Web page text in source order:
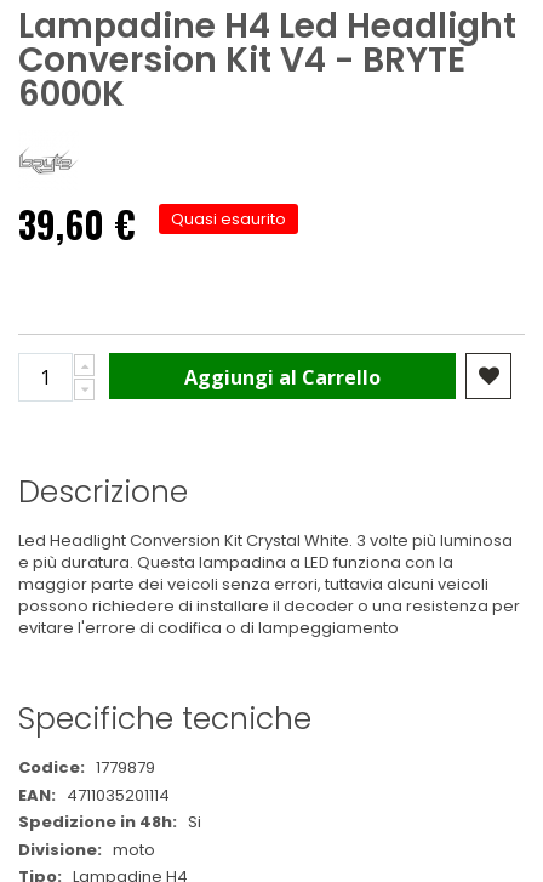
Lampadine H4 Led Headlight
Conversion Kit V4 - BRYTE
6000K
39,60 € Quasi esaurito
Aggiungi al Carrello
Descrizione
Led Headlight Conversion Kit Crystal White. 3 volte più luminosa
e più duratura. Questa lampadina a LED funziona con la
maggior parte dei veicoli senza errori, tuttavia alcuni veicoli
possono richiedere di installare il decoder o una resistenza per
evitare l'errore di codifica o di lampeggiamento
Specifiche tecniche
Maggiori
Informazioni
1779879
4711035201114
Si
moto
Lampadine H4